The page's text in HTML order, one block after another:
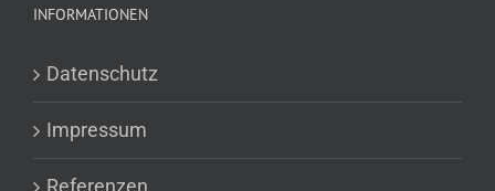
INFORMATIONEN
Datenschutz
Impressum
Referenzen